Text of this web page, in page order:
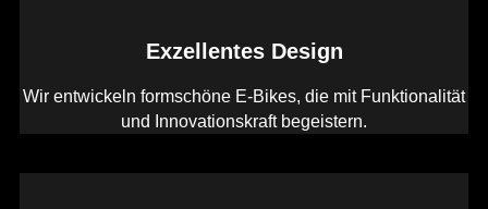
Exzellentes Design
Wir entwickeln formschöne E-Bikes, die mit Funktionalität
und Innovationskraft begeistern.